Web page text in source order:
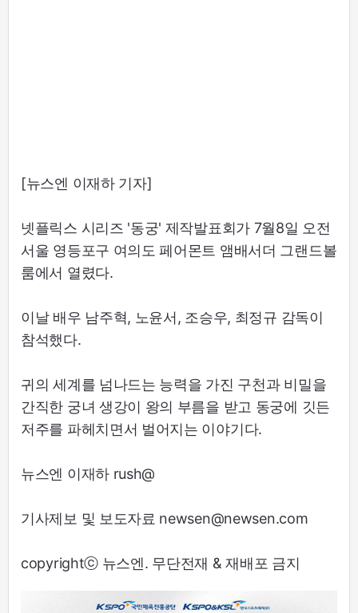
[뉴스엔 이재하 기자]
넷플릭스 시리즈 '동궁' 제작발표회가 7월8일 오전
서울 영등포구 여의도 페어몬트 앰배서더 그랜드볼
룸에서 열렸다.
이날 배우 남주혁, 노윤서, 조승우, 최정규 감독이
참석했다.
귀의 세계를 넘나드는 능력을 가진 구천과 비밀을
간직한 궁녀 생강이 왕의 부름을 받고 동궁에 깃든
저주를 파헤치면서 벌어지는 이야기다.
뉴스엔 이재하 rush@
기사제보 및 보도자료 newsen@newsen.com
copyrightⓒ 뉴스엔. 무단전재 & 재배포 금지